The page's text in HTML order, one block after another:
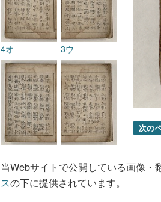
次の
3ウ
4オ
当Webサイトで公開している画像・
スの下に提供されています。